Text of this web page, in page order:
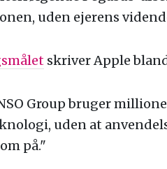
uden ejerens
skriver Apple
Group bruger
uden at
på."